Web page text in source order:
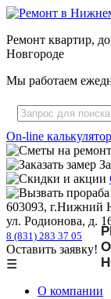
Ремонт квартир,
Новгороде
Мы работаем
On-line калькулятор
603093, г.Нижний
ул. Родионова, д.
8 (831) 283 37 05
Оставить заявку!
☰
О компании